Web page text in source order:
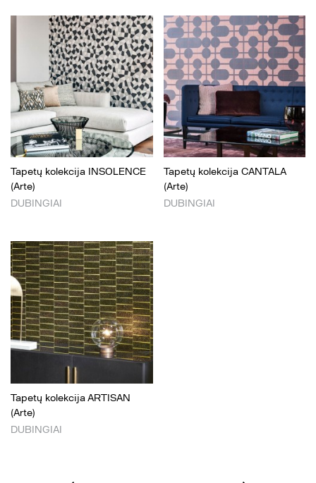
Tapetų kolekcija INSOLENCE
(Arte)
DUBINGIAI
Tapetų kolekcija CANTALA
(Arte)
DUBINGIAI
Tapetų kolekcija ARTISAN
(Arte)
DUBINGIAI